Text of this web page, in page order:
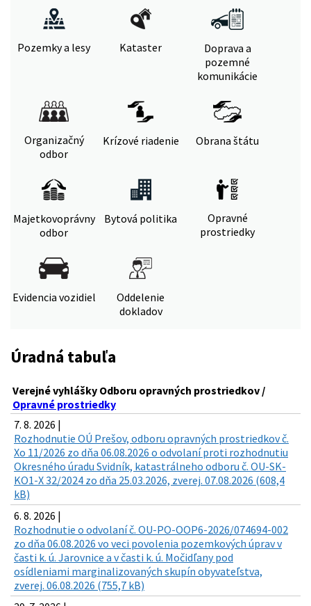
Pozemky a lesy Kataster
Doprava a
pozemné
komunikácie
Organizačný
odbor
Krízové riadenie Obrana štátu
Majetkovoprávny
odbor
Bytová politika
Opravné
prostriedky
Evidencia vozidiel
Oddelenie
dokladov
Úradná tabuľa
Verejné vyhlášky Odboru opravných prostriedkov /
Opravné prostriedky
7. 8. 2026 |
Rozhodnutie OÚ Prešov, odboru opravných prostriedkov č.
Xo 11/2026 zo dňa 06.08.2026 o odvolaní proti rozhodnutiu
Okresného úradu Svidník, katastrálneho odboru č. OU-SK-
KO1-X 32/2024 zo dňa 25.03.2026, zverej. 07.08.2026 (608,4
kB)
6. 8. 2026 |
Rozhodnutie o odvolaní č. OU-PO-OOP6-2026/074694-002
zo dňa 06.08.2026 vo veci povolenia pozemkových úprav v
časti k. ú. Jarovnice a v časti k. ú. Močidľany pod
osídleniami marginalizovaných skupín obyvateľstva,
zverej. 06.08.2026 (755,7 kB)